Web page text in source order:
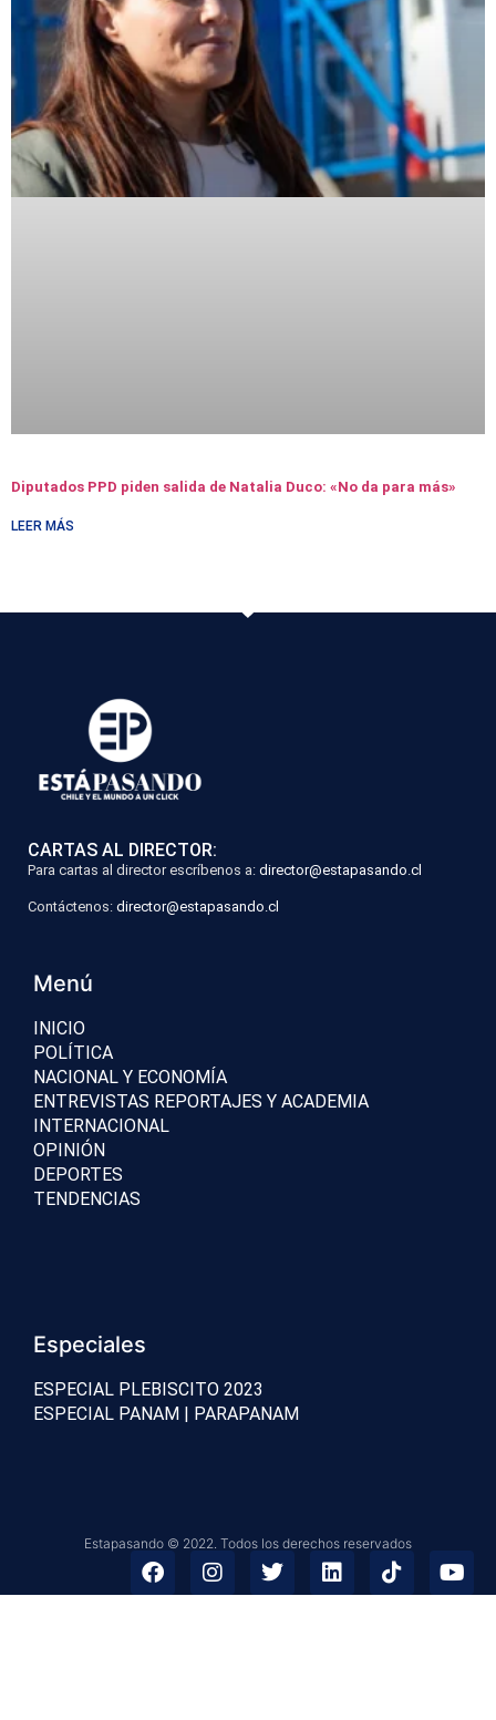
Diputados PPD piden salida de Natalia Duco: «No da para más»
LEER MÁS
CARTAS AL DIRECTOR:
Para cartas al director escríbenos a: director@estapasando.cl
Contáctenos: director@estapasando.cl
Menú
INICIO
POLÍTICA
NACIONAL Y ECONOMÍA
ENTREVISTAS REPORTAJES Y ACADEMIA
INTERNACIONAL
OPINIÓN
DEPORTES
TENDENCIAS
Especiales
ESPECIAL PLEBISCITO 2023
ESPECIAL PANAM | PARAPANAM
Estapasando © 2022. Todos los derechos reservados